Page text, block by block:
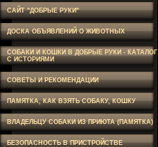
САЙТ "ДОБРЫЕ РУКИ"
ДОСКА ОБЪЯВЛЕНИЙ О ЖИВОТНЫХ
СОБАКИ И КОШКИ В ДОБРЫЕ РУКИ - КАТАЛОГ
С ИСТОРИЯМИ
СОВЕТЫ И РЕКОМЕНДАЦИИ
ПАМЯТКА, КАК ВЗЯТЬ СОБАКУ, КОШКУ
ВЛАДЕЛЬЦУ СОБАКИ ИЗ ПРИЮТА (ПАМЯТКА)
БЕЗОПАСНОСТЬ В ПРИСТРОЙСТВЕ